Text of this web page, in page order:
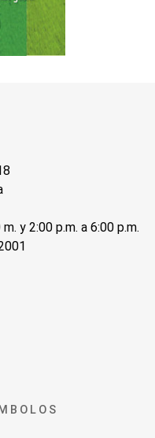
y 2:00 p.m. a 6:00 p.m.